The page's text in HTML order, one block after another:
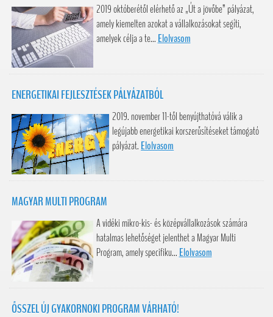
2019 októberétől elérhető az „Út a jövőbe” pályázat,
amely kiemelten azokat a vállalkozásokat segíti,
amelyek célja a te... Elolvasom
ENERGETIKAI FEJLESZTÉSEK PÁLYÁZATBÓL
2019. november 11-től benyújthatóvá válik a
legújabb energetikai korszerűsítéseket támogató
pályázat. Elolvasom
MAGYAR MULTI PROGRAM
A vidéki mikro-kis- és középvállalkozások számára
hatalmas lehetőséget jelenthet a Magyar Multi
Program, amely specifiku... Elolvasom
ŐSSZEL ÚJ GYAKORNOKI PROGRAM VÁRHATÓ!